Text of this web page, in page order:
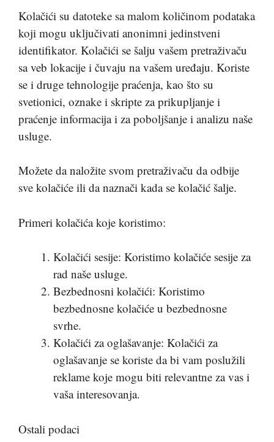
Kolačići su datoteke sa malom količinom podataka
koji mogu uključivati anonimni jedinstveni
identifikator. Kolačići se šalju vašem pretraživaču
sa veb lokacije i čuvaju na vašem uređaju. Koriste
se i druge tehnologije praćenja, kao što su
svetionici, oznake i skripte za prikupljanje i
praćenje informacija i za poboljšanje i analizu naše
usluge.
Možete da naložite svom pretraživaču da odbije
sve kolačiće ili da naznači kada se kolačić šalje.
Primeri kolačića koje koristimo:
Kolačići sesije: Koristimo kolačiće sesije za
rad naše usluge.
Bezbednosni kolačići: Koristimo
bezbednosne kolačiće u bezbednosne
svrhe.
Kolačići za oglašavanje: Kolačići za
oglašavanje se koriste da bi vam poslužili
reklame koje mogu biti relevantne za vas i
vaša interesovanja.
Ostali podaci